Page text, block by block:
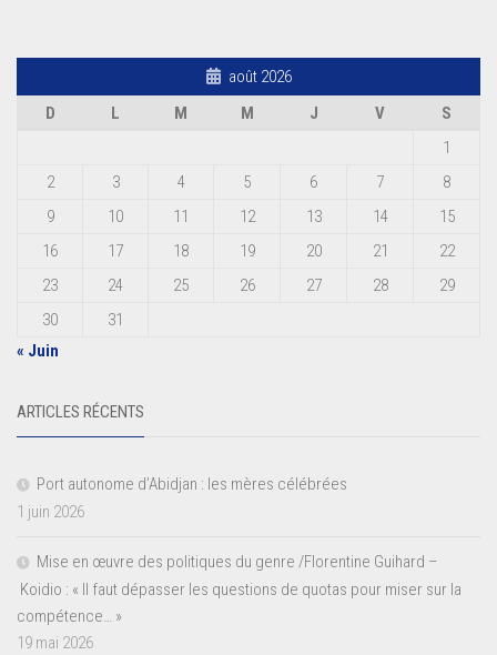
août 2026
D
L M M J V
S
1
2
3 4 5 6 7
8
9
10 11 12 13 14
15
16
17 18 19 20 21
22
23
24 25 26 27 28
29
30
31
« Juin
ARTICLES RÉCENTS
Port autonome d’Abidjan : les mères célébrées
1 juin 2026
Mise en œuvre des politiques du genre /Florentine Guihard –
Koidio : « Il faut dépasser les questions de quotas pour miser sur la
compétence… »
19 mai 2026